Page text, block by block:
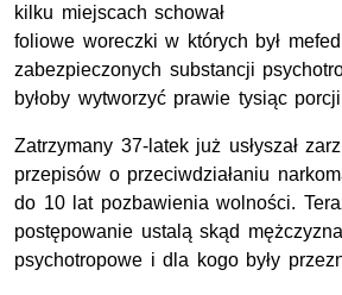
kilku miejscach schował
foliowe woreczki w których był
zabezpieczonych substancji
byłoby wytworzyć prawie tysiąc
Zatrzymany 37-latek już usłyszał
przepisów o przeciwdziałaniu
do 10 lat pozbawienia wolności.
postępowanie ustalą skąd
psychotropowe i dla kogo były